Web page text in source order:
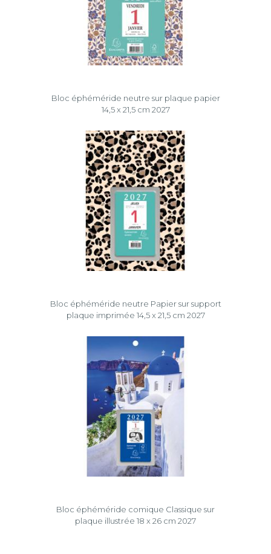
Bloc éphéméride neutre sur plaque papier
14,5 x 21,5 cm 2027
Bloc éphéméride neutre Papier sur support
plaque imprimée 14,5 x 21,5 cm 2027
Bloc éphéméride comique Classique sur
plaque illustrée 18 x 26 cm 2027